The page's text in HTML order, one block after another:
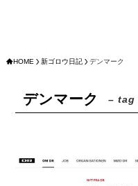
HOME 新ゴロウ日記 デンマーク
デンマーク – tag